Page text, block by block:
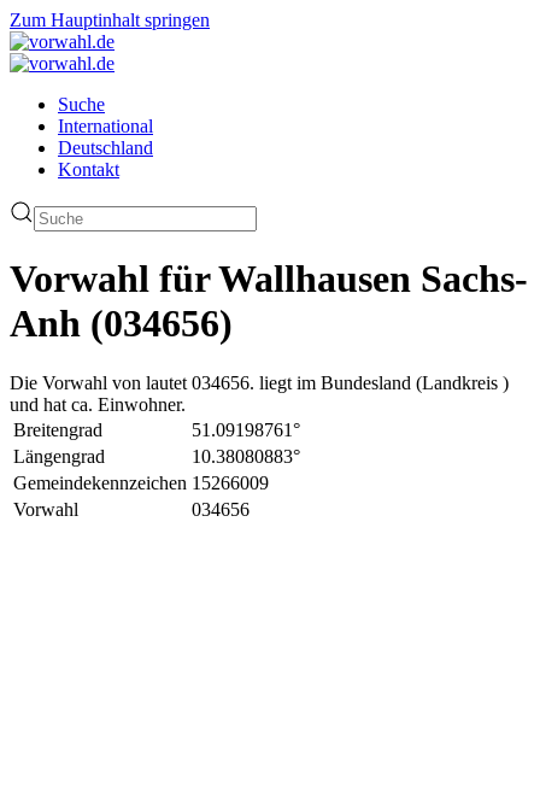
Zum Hauptinhalt springen
Suche
International
Deutschland
Kontakt
Vorwahl für Wallhausen Sachs-
Anh (034656)
Die Vorwahl von lautet 034656. liegt im Bundesland (Landkreis )
und hat ca. Einwohner.
Breitengrad
51.09198761°
Längengrad
10.38080883°
Gemeindekennzeichen 15266009
Vorwahl
034656